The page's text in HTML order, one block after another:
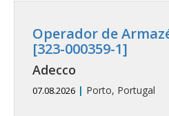
Operador de
[323-000359-1]
Adecco
07.08.2026 | Porto, Portugal